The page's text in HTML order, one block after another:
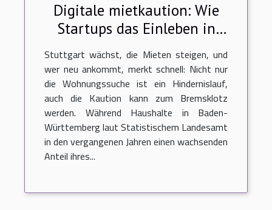
Digitale mietkaution: Wie
Startups das Einleben in
Stuttgart verändern
Stuttgart wächst, die Mieten steigen, und
wer neu ankommt, merkt schnell: Nicht nur
die Wohnungssuche ist ein Hindernislauf,
auch die Kaution kann zum Bremsklotz
werden. Während Haushalte in Baden-
Württemberg laut Statistischem Landesamt
in den vergangenen Jahren einen wachsenden
Anteil ihres...